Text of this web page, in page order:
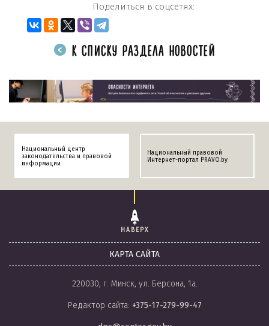
Поделиться в соцсетях:
К СПИСКУ РАЗДЕЛА НОВОСТЕЙ
Национальный центр
законодательства и правовой
информации
Национальный правовой
Интернет-портал PRAVO.by
НАВЕРХ
КАРТА САЙТА
220030, г. Минск, ул. Берсона, 1а.
Редактор сайта: +375-17-279-99-47